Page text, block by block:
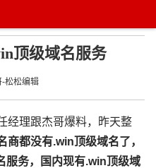
顶级域名服务
-松松编辑
经理跟杰哥爆料，昨天整
商都没有.win顶级域名了，
服务，国内现有.win顶级域